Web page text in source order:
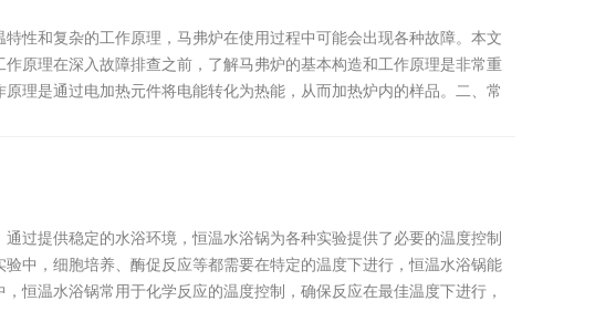
性和复杂的工作原理，马弗炉在使用过程中可能会出现各种故障。本文
原理在深入故障排查之前，了解马弗炉的基本构造和工作原理是非常重
理是通过电加热元件将电能转化为热能，从而加热炉内的样品。二、常
过提供稳定的水浴环境，恒温水浴锅为各种实验提供了必要的温度控制
中，细胞培养、酶促反应等都需要在特定的温度下进行，恒温水浴锅能
恒温水浴锅常用于化学反应的温度控制，确保反应在最佳温度下进行，